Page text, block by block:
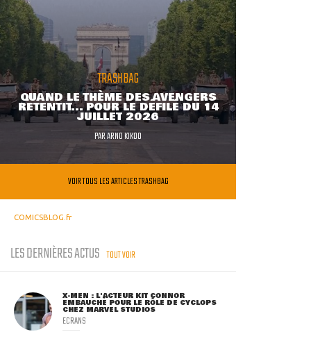
TRASHBAG
QUAND LE THÈME DES AVENGERS
RETENTIT... POUR LE DÉFILÉ DU 14
JUILLET 2026
PARARNO KIKOO
VOIR TOUS LES ARTICLES TRASHBAG
COMICSBLOG.fr
LES DERNIÈRES ACTUS TOUT VOIR
X-MEN : L'ACTEUR KIT CONNOR
EMBAUCHÉ POUR LE RÔLE DE CYCLOPS
CHEZ MARVEL STUDIOS
ECRANS